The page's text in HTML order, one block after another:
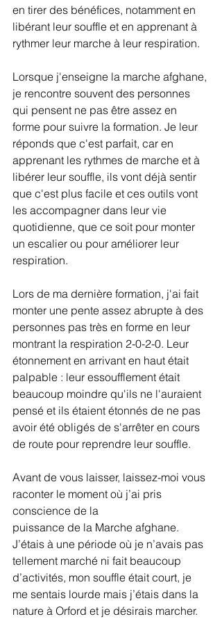
en tirer des bénéfices, notamment en
libérant leur souffle et en apprenant à
rythmer leur marche à leur respiration.
Lorsque j'enseigne la marche afghane,
je rencontre souvent des personnes
qui pensent ne pas être assez en
forme pour suivre la formation. Je leur
réponds que c'est parfait, car en
apprenant les rythmes de marche et à
libérer leur souffle, ils vont déjà sentir
que c'est plus facile et ces outils vont
les accompagner dans leur vie
quotidienne, que ce soit pour monter
un escalier ou pour améliorer leur
respiration.
Lors de ma dernière formation, j'ai fait
monter une pente assez abrupte à des
personnes pas très en forme en leur
montrant la respiration 2-0-2-0. Leur
étonnement en arrivant en haut était
palpable : leur essoufflement était
beaucoup moindre qu'ils ne l'auraient
pensé et ils étaient étonnés de ne pas
avoir été obligés de s'arrêter en cours
de route pour reprendre leur souffle.
Avant de vous laisser, laissez-moi vous
raconter le moment où j’ai pris
conscience de la
puissance de la Marche afghane.
J’étais à une période où je n’avais pas
tellement marché ni fait beaucoup
d’activités, mon souffle était court, je
me sentais lourde mais j’étais dans la
nature à Orford et je désirais marcher.